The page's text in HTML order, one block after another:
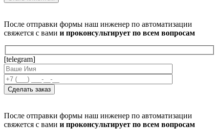
После отправки формы наш инженер по автоматизации
свяжется с вами и проконсультирует по всем вопросам
[telegram]
После отправки формы наш инженер по автоматизации
свяжется с вами и проконсультирует по всем вопросам